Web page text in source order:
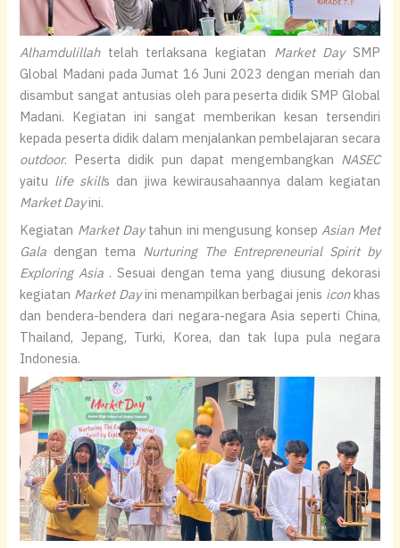
Alhamdulillahtelah terlaksana kegiatan Market DaySMP
Global Madani pada Jumat 16 Juni 2023 dengan meriah dan
disambut sangat antusias oleh para peserta didik SMP Global
Madani. Kegiatan ini sangat memberikan kesan tersendiri
kepada peserta didik dalam menjalankan pembelajaran secara
outdoor. Peserta didik pun dapat mengembangkan NASEC
yaitu life skills dan jiwa kewirausahaannya dalam kegiatan
Market Dayini.
Kegiatan Market Daytahun ini mengusung konsepAsian Met
Gala dengan tema Nurturing The Entrepreneurial Spirit by
Exploring Asia . Sesuai dengan tema yang diusung dekorasi
kegiatan Market Dayini menampilkan berbagai jenis iconkhas
dan bendera-bendera dari negara-negara Asia seperti China,
Thailand, Jepang, Turki, Korea, dan tak lupa pula negara
Indonesia.